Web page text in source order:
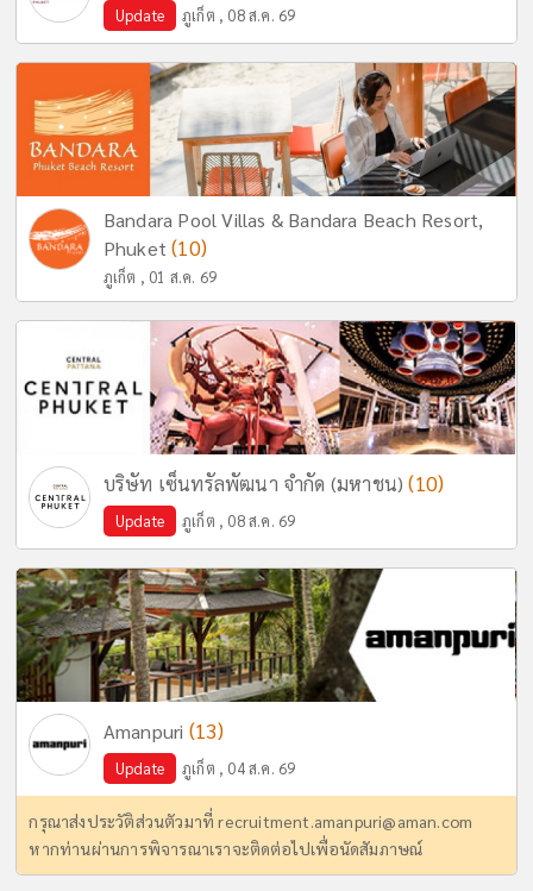
Update ภูเก็ต , 08 ส.ค. 69
Bandara Pool Villas & Bandara Beach Resort,
Phuket(10)
ภูเก็ต , 01 ส.ค. 69
บริษัท เซ็นทรัลพัฒนา จำกัด (มหาชน)(10)
Update ภูเก็ต , 08 ส.ค. 69
Amanpuri (13)
Update ภูเก็ต , 04 ส.ค. 69
กรุณาส่งประวัติส่วนตัวมาที่recruitment.amanpuri@aman.com
หากท่านผ่านการพิจารณาเราจะติดต่อไปเพื่อนัดสัมภาษณ์